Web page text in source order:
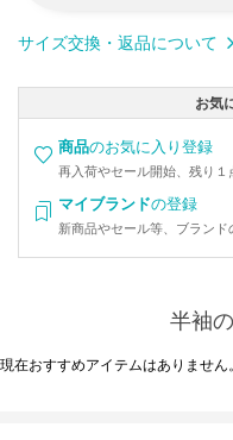
サイズ交換・返品について
お気
商品のお気に入り登録
再入荷やセール開始、残り
マイブランドの登録
新商品やセール等、ブラン
半袖
現在おすすめアイテムはありません。